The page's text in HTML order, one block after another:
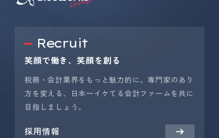
Recruit
笑顔で働き、笑顔を創る
税務・会計業界をもっと魅力的に。専門家のあり
方を変える、日本一イケてる会計ファームを共に
目指しましょう。
採用情報